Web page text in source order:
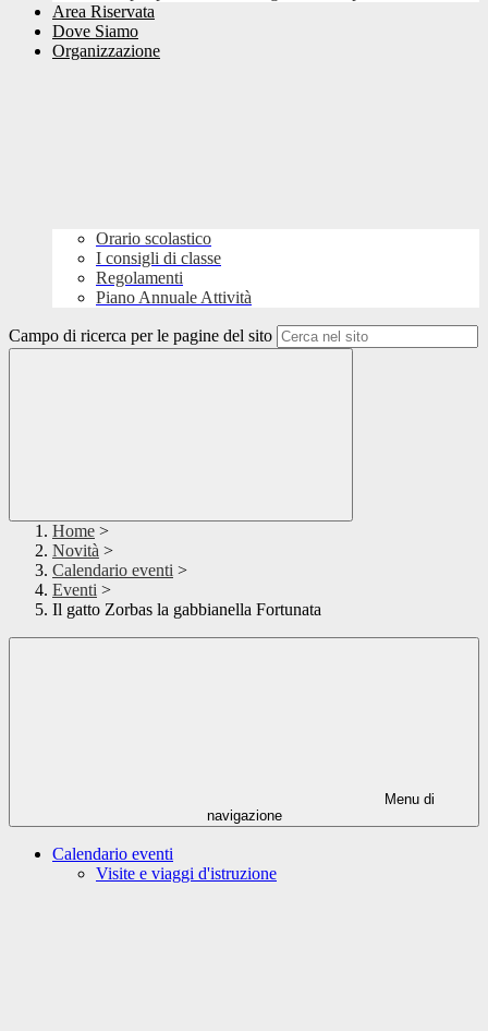
Area Riservata
Dove Siamo
Organizzazione
Orario scolastico
I consigli di classe
Regolamenti
Piano Annuale Attività
Campo di ricerca per le pagine del sito
Home >
Novità >
Calendario eventi >
Eventi >
Il gatto Zorbas la gabbianella Fortunata
Menu di
navigazione
Calendario eventi
Visite e viaggi d'istruzione